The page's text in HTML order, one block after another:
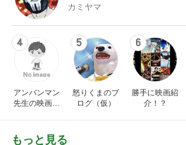
カミヤマ
4
アンパンマン
先生の映画講
5
怒りくまのブ
ログ（仮）
6
勝手に映画紹
介！？
もっと見る